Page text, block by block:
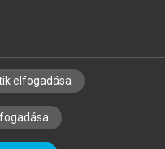
KÖNYVTÁROSOKNAK
ALAPELVEK
elfogadása